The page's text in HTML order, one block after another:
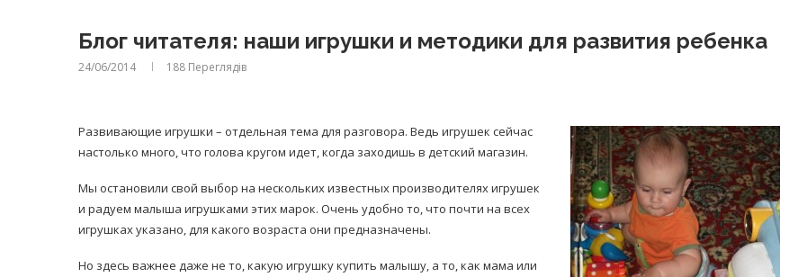
Блог читателя: наши игрушки и методики для развития ребенка
24/06/2014 188 Переглядів
Развивающие игрушки – отдельная тема для разговора. Ведь игрушек сейчас
настолько много, что голова кругом идет, когда заходишь в детский магазин.
Мы остановили свой выбор на нескольких известных производителях игрушек
и радуем малыша игрушками этих марок. Очень удобно то, что почти на всех
игрушках указано, для какого возраста они предназначены.
Но здесь важнее даже не то, какую игрушку купить малышу, а то, как мама или